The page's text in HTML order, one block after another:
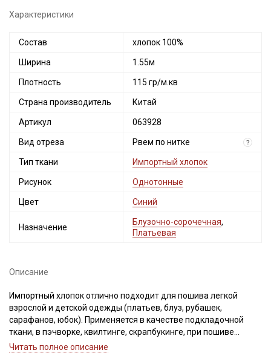
Характеристики
Состав хлопок 100%
Ширина 1.55м
Плотность 115 гр/м.кв
Страна производитель Китай
Артикул 063928
Вид отреза Рвем по нитке ?
Тип ткани Импортный хлопок
Рисунок Однотонные
Цвет Синий
Назначение
Блузочно-сорочечная,
Платьевая
Описание
Импортный хлопок отлично подходит для пошива легкой
взрослой и детской одежды (платьев, блуз, рубашек,
сарафанов, юбок). Применяется в качестве подкладочной
ткани, в пэчворке, квилтинге, скрапбукинге, при пошиве
текстильных игрушек.
Читать полное описание